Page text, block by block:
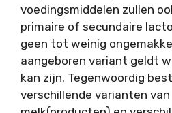
voedingsmiddelen zullen
primaire of secundaire
geen tot weinig
aangeboren variant geldt
kan zijn. Tegenwoordig
verschillende varianten